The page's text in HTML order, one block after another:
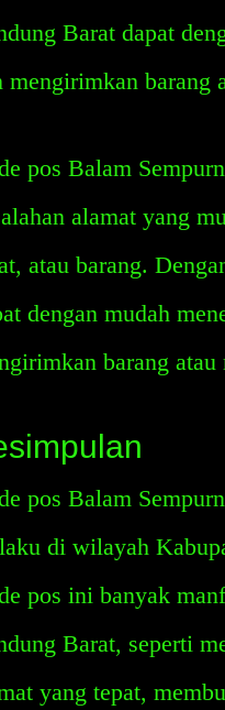
Barat dapat
mengirimkan barang
pos Balam
alamat yang
atau barang.
dengan mudah
barang
pos Balam
di wilayah
pos ini banyak
Barat, seperti
yang tepat,